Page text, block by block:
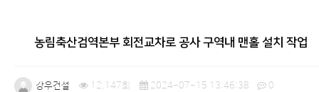
농림축산검역본부 회전교차로 공사 구역내 맨홀 설치 작업
강우건설 12,147회 2024-07-15 13:46:38 0